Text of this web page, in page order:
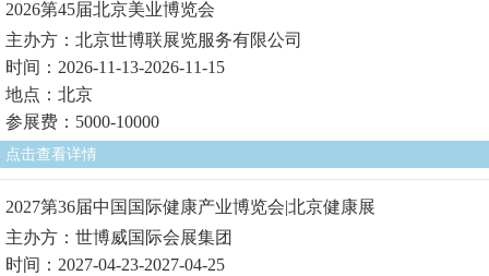
2026第45届北京美业博览会
主办方：北京世博联展览服务有限公司
时间：2026-11-13-2026-11-15
地点：北京
参展费：5000-10000
点击查看详情
2027第36届中国国际健康产业博览会|北京健康展
主办方：世博威国际会展集团
时间：2027-04-23-2027-04-25